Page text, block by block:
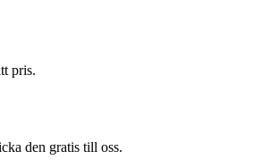
pris.
den gratis till oss.